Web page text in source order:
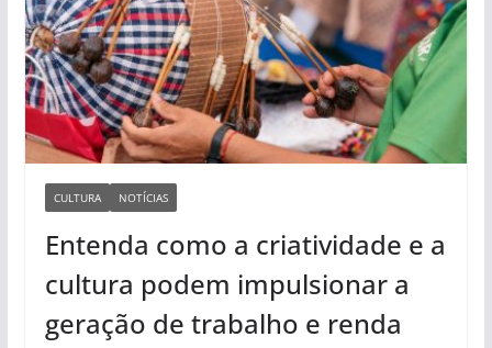
CULTURA NOTÍCIAS
Entenda como a criatividade e a
cultura podem impulsionar a
geração de trabalho e renda